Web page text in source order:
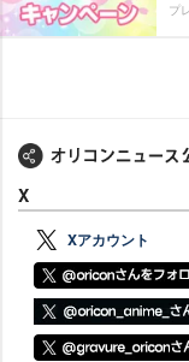
プ
X
Xアカウント